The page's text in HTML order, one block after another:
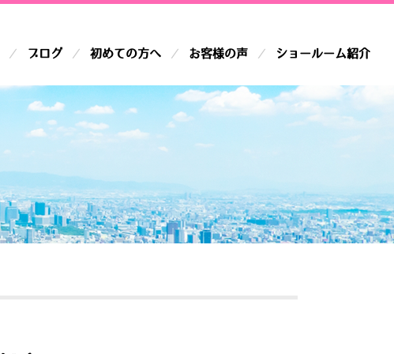
ブログ 初めての方へ お客様の声 ショールーム紹介